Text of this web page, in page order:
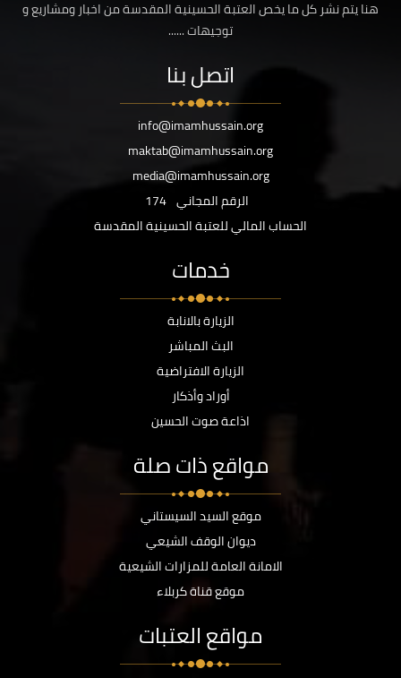
هنا يتم نشر كل ما يخص العتبة الحسينية المقدسة من اخبار ومشاريع و
توجيهات ......
اتصل بنا
info@imamhussain.org
maktab@imamhussain.org
media@imamhussain.org
الرقم المجاني 174
الحساب المالي للعتبة الحسينية المقدسة
خدمات
الزيارة بالانابة
البث المباشر
الزيارة الافتراضية
أوراد وأذكار
اذاعة صوت الحسين
مواقع ذات صلة
موقع السيد السيستاني
ديوان الوقف الشيعي
الامانة العامة للمزارات الشيعية
موقع قناة كربلاء
مواقع العتبات